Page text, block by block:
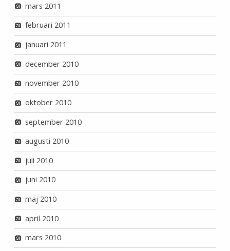
mars 2011
februari 2011
januari 2011
december 2010
november 2010
oktober 2010
september 2010
augusti 2010
juli 2010
juni 2010
maj 2010
april 2010
mars 2010